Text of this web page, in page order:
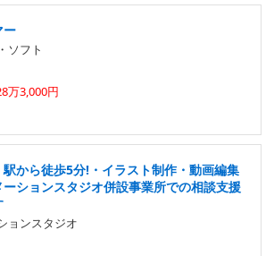
ー
ソフト
万3,000円
から徒歩5分!・イラスト制作・動画編集
ションスタジオ併設事業所での相談支援
ョンスタジオ